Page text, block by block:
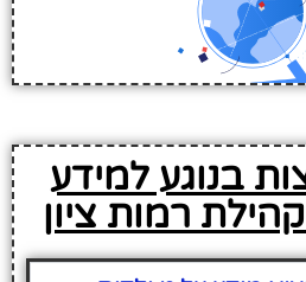
בנוגע למידע
רמות ציון